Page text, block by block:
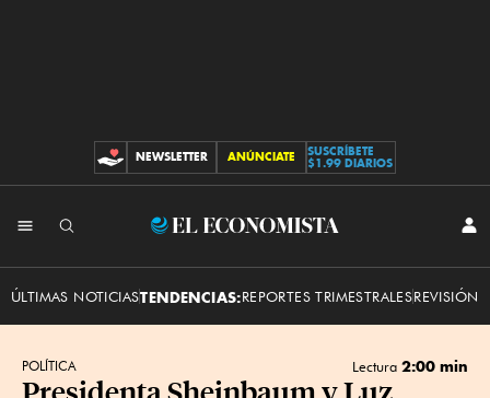
CONTRIBUCIONES
NEWSLETTER ANÚNCIATE
SUSCRÍBETE
$1.99 DIARIOS
El
ÚLTIMAS NOTICIASTENDENCIAS:REPORTES TRIMESTRALESREVISIÓN
POLÍTICA Lectura 2:00 min